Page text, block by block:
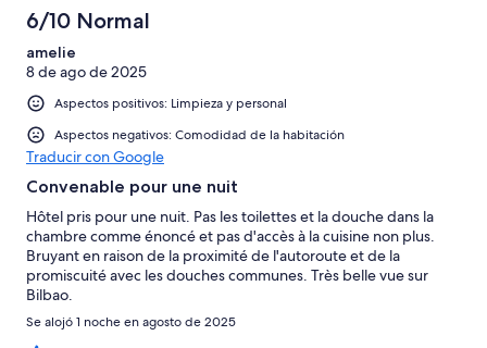
6/10 Normal
amelie
8 de ago de 2025
Aspectos positivos: Limpieza y personal
Aspectos negativos: Comodidad de la habitación
Traducir con Google
Convenable pour une nuit
Hôtel pris pour une nuit. Pas les toilettes et la douche dans la
chambre comme énoncé et pas d'accès à la cuisine non plus.
Bruyant en raison de la proximité de l'autoroute et de la
promiscuité avec les douches communes. Très belle vue sur
Bilbao.
Se alojó 1 noche en agosto de 2025